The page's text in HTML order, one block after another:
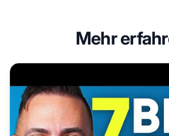
Mehr
Die 7 besten Affiliate-Netzwerke,